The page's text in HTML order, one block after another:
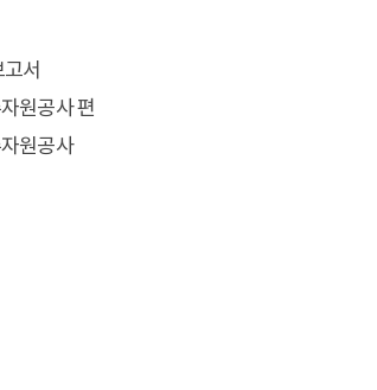
서
원공사 편
원공사